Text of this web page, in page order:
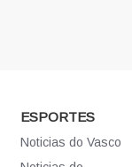
ESPORTES
Noticias do Vasco